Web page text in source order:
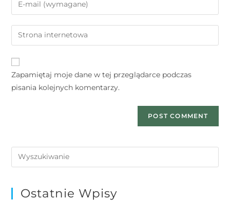
Zapamiętaj moje dane w tej przeglądarce podczas
pisania kolejnych komentarzy.
Ostatnie Wpisy